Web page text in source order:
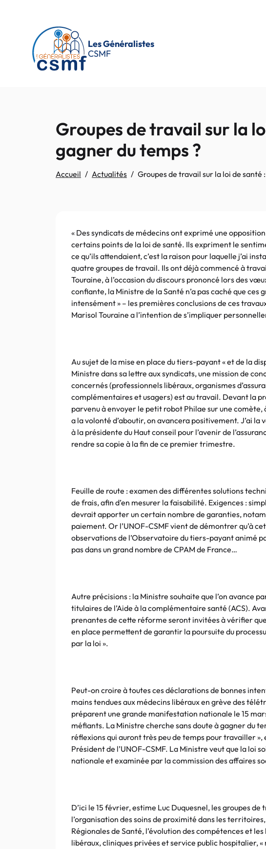
Les Généralistes
CSMF
Groupes de travail sur la
gagner du temps ?
Accueil Actualités Groupes de travail sur la loi de
« Des syndicats de médecins ont exprimé une
certains points de la loi de santé. Ils expriment le
ce qu’ils attendaient, c’est la raison pour laquelle j’ai
quatre groupes de travail. Ils ont déjà commencé à
Touraine, à l’occasion du discours prononcé lors des
confiante, la Ministre de la Santé n’a pas caché que ces
intensément » – les premières conclusions de ces
Marisol Touraine a l’intention de s’impliquer
Au sujet de la mise en place du tiers-payant « et de la
Ministre dans sa lettre aux syndicats, une mission de
concernés (professionnels libéraux, organismes
complémentaires et usagers) est au travail. Devant la
parvenu à envoyer le petit robot Philae sur une comète,
a la volonté d’aboutir, on avancera positivement. J’ai la
à la présidente du Haut conseil pour l’avenir de
rendre sa copie à la fin de ce premier trimestre.
Feuille de route : examen des différentes solutions
de frais, afin d’en mesurer la faisabilité. Exigences :
devrait apporter un certain nombre de garanties,
paiement. Or l’UNOF-CSMF vient de démontrer qu’à
observations de l’Observatoire du tiers-payant animé
pas dans un grand nombre de CPAM de France…
Autre précisions : la Ministre souhaite que l’on avance
titulaires de l’Aide à la complémentaire santé (ACS).
prenantes de cette réforme seront invitées à vérifier
en place permettent de garantir la poursuite du
par la loi ».
Peut-on croire à toutes ces déclarations de bonnes
mains tendues aux médecins libéraux en grève des
préparent une grande manifestation nationale le 15
méfiants. La Ministre cherche sans doute à gagner du
réflexions qui auront très peu de temps pour travailler »,
Président de l’UNOF-CSMF. La Ministre veut que la loi
nationale et examinée par la commission des affaires
D’ici le 15 février, estime Luc Duquesnel, les groupes
l’organisation des soins de proximité dans les
Régionales de Santé, l’évolution des compétences et
libéraux, cliniques privées et service public hospitalier, «